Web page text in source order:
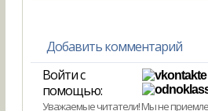
Добавить комментарий
Войти с
помощью:
Уважаемые читатели! Мы не